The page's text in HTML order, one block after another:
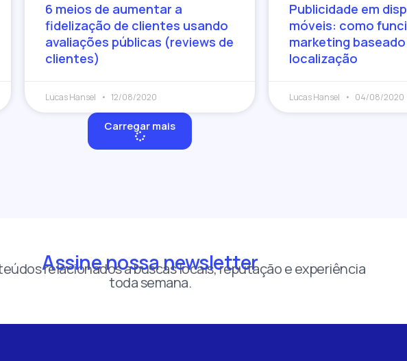
6 meios de aumentar a
fidelização de clientes usando
avaliações públicas (reviews de
clientes)
Lucas Hansel 12/08/2020
Publicidade em
móveis: como
marketing
localização
Lucas Hansel 04/08/2020
Carregar mais
Assine nossa newsletter
relacionados a buscas locais, reputação e experiência
toda semana.